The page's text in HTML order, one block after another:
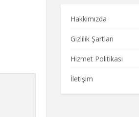
Hakkımızda
Gizlilik Şartları
Hizmet Politikası
İletişim